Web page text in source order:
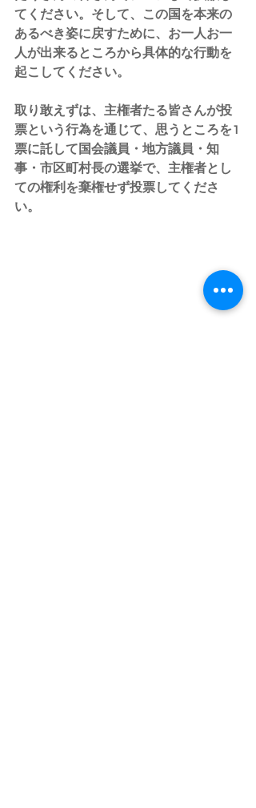
てください。そして、この国を本来の
あるべき姿に戻すために、お一人お一
人が出来るところから具体的な行動を
起こしてください。
取り敢えずは、主権者たる皆さんが投
票という行為を通じて、思うところを1
票に託して国会議員・地方議員・知
事・市区町村長の選挙で、主権者とし
ての権利を棄権せず投票してくださ
い。